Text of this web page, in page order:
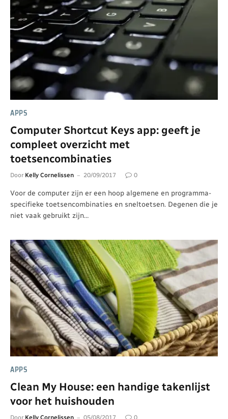
APPS
Computer Shortcut Keys app: geeft je
compleet overzicht met
toetsencombinaties
Door Kelly Cornelissen 20/09/2017 0
Voor de computer zijn er een hoop algemene en programma-
specifieke toetsencombinaties en sneltoetsen. Degenen die je
niet vaak gebruikt zijn…
APPS
Clean My House: een handige takenlijst
voor het huishouden